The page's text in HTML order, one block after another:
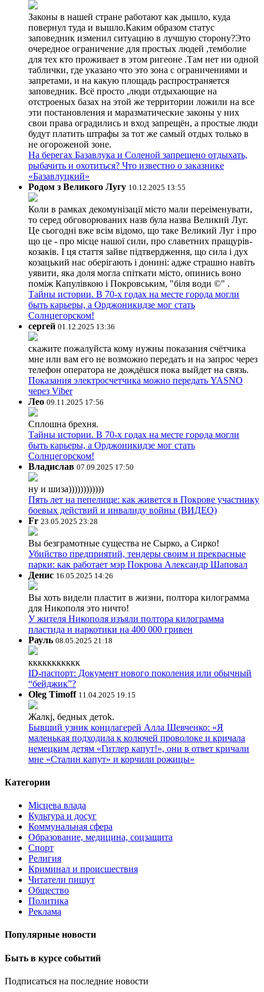
Законы в нашей стране работают как дышло, куда
повернул туда и вышло.Каким образом статус
заповедник изменил ситуацию в лучшую сторону?Это
очередное ограничение для простых людей ,темболие
для тех кто проживает в этом ригеоне .Там нет ни одной
таблички, где указано что это зона с ограничениями и
запретами, и на какую площадь распространяется
заповедник. Всё просто ,люди отдыхающие на
отстроеных базах на этой же территории ложили на все
эти постановления и маразматические законы у них
свои права оградились и вход запрещён, а простые люди
будут платить штрафы за тот же самый отдых только в
не огороженой зоне.
На берегах Базавлука и Соленой запрещено отдыхать,
рыбачить и охотиться? Что известно о заказнике
«Базавлуцкий»
Родом з Великого Лугу 10.12.2025 13:55
Коли в рамках декомунізації місто мали переіменувати,
то серед обговорюваних назв була назва Великий Луг.
Це сьогодні вже всім відомо, що таке Великий Луг і про
що це - про місце нашої сили, про славетних пращурів-
козаків. І ця стаття зайве підтвердження, що сила і дух
козацький нас оберігають і донині: адже страшно навіть
уявити, яка доля могла спіткати місто, опинись воно
поміж Капулівкою і Покровським, "біля води ©" .
Тайны истории. В 70-х годах на месте города могли
быть карьеры, а Орджоникидзе мог стать
Солнцегорском!
сергей 01.12.2025 13:36
скажите пожалуйста кому нужны показания счётчика
мне или вам его не возможно передать и на запрос через
телефон оператора не дождёшся пока выйдет на связь.
Показания электросчетчика можно передать YASNO
через Viber
Лео 09.11.2025 17:56
Сплошна брехня.
Тайны истории. В 70-х годах на месте города могли
быть карьеры, а Орджоникидзе мог стать
Солнцегорском!
Владислав 07.09.2025 17:50
ну и шиза))))))))))))
Пять лет на пепелище: как живется в Покрове участнику
боевых действий и инвалиду войны (ВИДЕО)
Fr 23.05.2025 23:28
Вы безграмотные существа не Сырко, а Сирко!
Убийство предприятий, тендеры своим и прекрасные
парки: как работает мэр Покрова Александр Шаповал
Денис 16.05.2025 14:26
Вы хоть видели пластит в жизни, полтора килограмма
для Никополя это ничто!
У жителя Никополя изъяли полтора килограмма
пластида и наркотики на 400 000 гривен
Рауль 08.05.2025 21:18
ккккккккккк
ID-паспорт: Документ нового поколения или обычный
“бейджик”?
Oleg Timoff 11.04.2025 19:15
Жалкj, бедных детok.
Бывший узник концлагерей Алла Шевченко: «Я
маленькая подходила к колючей проволоке и кричала
немецким детям «Гитлер капут!», они в ответ кричали
мне «Сталин капут» и корчили рожицы»
Категории
Місцева влада
Культура и досуг
Коммунальная сфера
Образование, медицина, соцзащита
Спорт
Религия
Криминал и происшествия
Читатели пишут
Общество
Политика
Реклама
Популярные новости
Быть в курсе событий
Подписаться на последние новости